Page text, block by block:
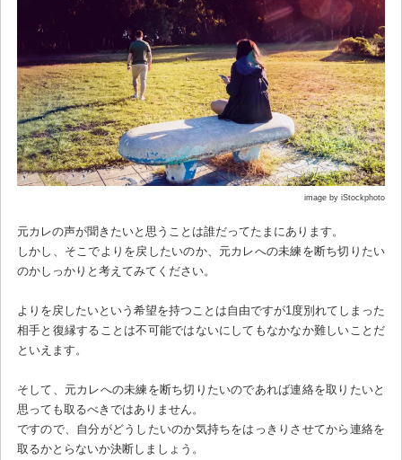
image by iStockphoto
元カレの声が聞きたいと思うことは誰だってたまにあります。
しかし、そこでよりを戻したいのか、元カレへの未練を断ち切りたい
のかしっかりと考えてみてください。
よりを戻したいという希望を持つことは自由ですが1度別れてしまった
相手と復縁することは不可能ではないにしてもなかなか難しいことだ
といえます。
そして、元カレへの未練を断ち切りたいのであれば連絡を取りたいと
思っても取るべきではありません。
ですので、自分がどうしたいのか気持ちをはっきりさせてから連絡を
取るかとらないか決断しましょう。